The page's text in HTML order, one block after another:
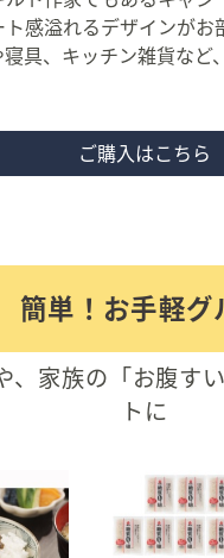
ト感溢れるデザインがお
具、キッチン雑貨など
ご購入はこちら
簡単！お手軽グ
、家族の「お腹す
トに